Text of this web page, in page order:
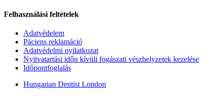
Felhasználási feltételek
Adatvédelem
Páciens reklamáció
Adatvédelmi nyilatkozat
Nyitvatartási időn kívüli fogászati vészhelyzetek kezelése
Időpontfoglalás
Hungarian Dentist London